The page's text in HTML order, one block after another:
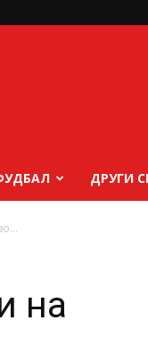
ДРУГИ
на